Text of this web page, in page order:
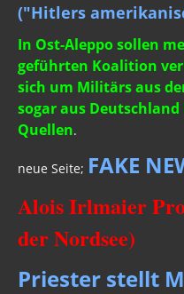
("Hitlers
In Ost-Aleppo sollen
geführten Koalition
sich um Militärs aus
sogar aus
Quellen.
neue Seite; FAKE
Alois Irlmaier
der Nordsee)
Priester stellt